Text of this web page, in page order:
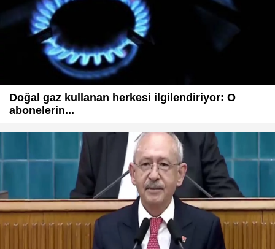
Doğal gaz kullanan herkesi ilgilendiriyor: O
abonelerin...